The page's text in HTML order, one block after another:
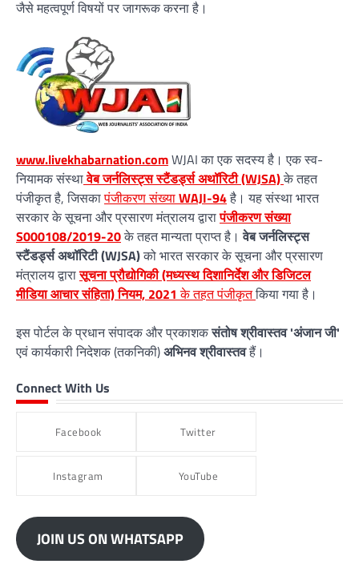
जैसे महत्वपूर्ण विषयों पर जागरूक करना है।
www.livekhabarnation.comWJAI का एक सदस्य है। एक स्व-
नियामक संस्थावेब जर्नलिस्ट्स स्टैंडर्ड्स अथॉरिटी (WJSA)के तहत
पंजीकृत है, जिसकापंजीकरण संख्याWAJI-94है। यह संस्था भारत
सरकार के सूचना और प्रसारण मंत्रालय द्वारापंजीकरण संख्या
S000108/2019-20के तहत मान्यता प्राप्त है।वेब जर्नलिस्ट्स
स्टैंडर्ड्स अथॉरिटी (WJSA)को भारत सरकार के सूचना और प्रसारण
मंत्रालय द्वारासूचना प्रौद्योगिकी (मध्यस्थ दिशानिर्देश और डिजिटल
मीडिया आचार संहिता) नियम, 2021 के तहत पंजीकृतकिया गया है।
इस पोर्टल के प्रधान संपादक और प्रकाशकसंतोष श्रीवास्तव 'अंजान जी'
एवं कार्यकारी निदेशक (तकनिकी)अभिनव श्रीवास्तवहैं।
Connect With Us
Facebook Twitter
Instagram YouTube
JOIN US ON WHATSAPP